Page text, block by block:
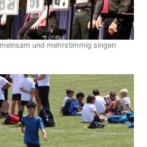
und mehrstimmig singen